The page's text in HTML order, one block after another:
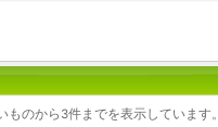
のから3件までを表示しています。